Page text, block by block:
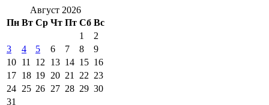
Август 2026
Пн Вт Ср Чт Пт Сб Вс
1
2
3
4 5 6 7 8
9
10 11 12 13 14 15 16
17 18 19 20 21 22 23
24 25 26 27 28 29 30
31